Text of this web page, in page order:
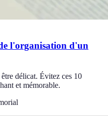
l'organisation d'un
délicat. Évitez ces 10
et mémorable.